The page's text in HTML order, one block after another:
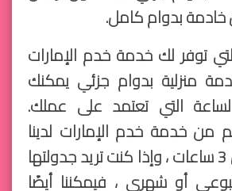
بدوام كامل.
توفر لك خدمة خدم الإمارات
منزلية بدوام جزئي يمكنك
التي تعتمد على عملك.
من خدمة خدم الإمارات لدينا
لمدة لا تقل عن 3 ساعات ، وإذا كنت تريد جدولتها
أو شهري ، فيمكننا أيضًا